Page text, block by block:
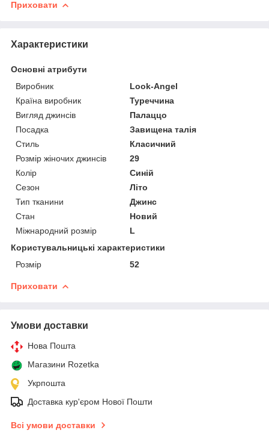
Приховати
Характеристики
Основні атрибути
Виробник
Look-Angel
Країна виробник
Туреччина
Вигляд джинсів
Палаццо
Посадка
Завищена талія
Стиль
Класичний
Розмір жіночих джинсів
29
Колір
Синій
Сезон
Літо
Тип тканини
Джинс
Стан
Новий
Міжнародний розмір
L
Користувальницькі характеристики
Розмір
52
Приховати
Умови доставки
Нова Пошта
Магазини Rozetka
Укрпошта
Доставка кур'єром Нової Пошти
Всі умови доставки